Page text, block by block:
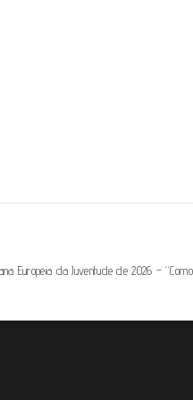
Europeia da Juventude de 2026 –